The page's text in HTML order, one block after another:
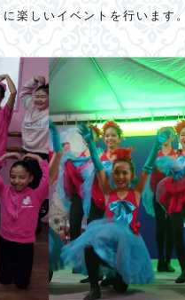
楽しいイベントを行います。